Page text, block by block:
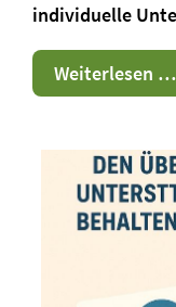
individuelle
Weiterlesen …